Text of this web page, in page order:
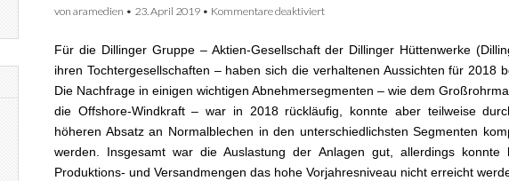
von aramedien • 23. April 2019 • Kommentare deaktiviert
Für die Dillinger Gruppe – Aktien-Gesellschaft der Dillinger Hüttenwerke
ihren Tochtergesellschaften – haben sich die verhaltenen Aussichten für 2018
Die Nachfrage in einigen wichtigen Abnehmersegmenten – wie dem
die Offshore-Windkraft – war in 2018 rückläufig, konnte aber teilweise
höheren Absatz an Normalblechen in den unterschiedlichsten Segmenten
werden. Insgesamt war die Auslastung der Anlagen gut, allerdings konnte
Produktions- und Versandmengen das hohe Vorjahresniveau nicht erreicht